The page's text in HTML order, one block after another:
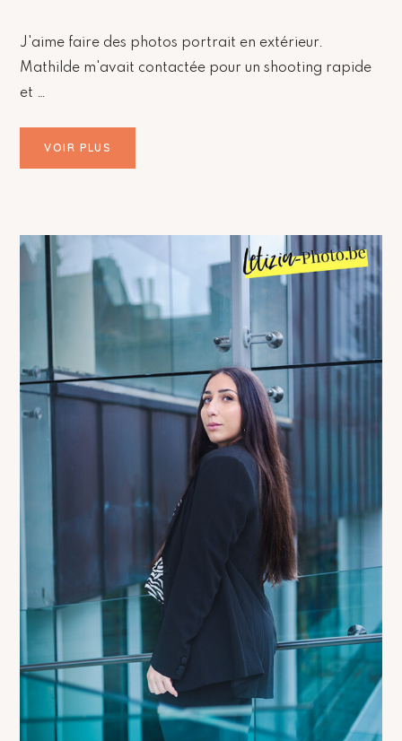
J'aime faire des photos portrait en extérieur.
Mathilde m'avait contactée pour un shooting rapide
et …
VOIR PLUS